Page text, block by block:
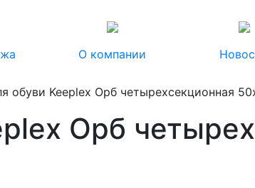
О компании
обуви Keeplex Орб четырехсекционная
Орб